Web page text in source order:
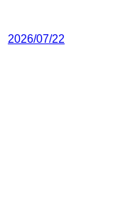
2026/07/22